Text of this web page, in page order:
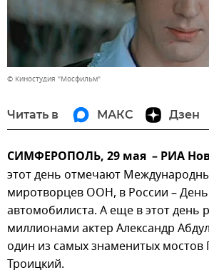
© Киностудия "Мосфильм"
Читать в МАКС Дзен
СИМФЕРОПОЛЬ, 29 мая – РИА
этот день отмечают
миротворцев ООН, в России –
автомобилиста. А еще в этот день
миллионами актер Александр
один из самых знаменитых мостов
Троицкий.